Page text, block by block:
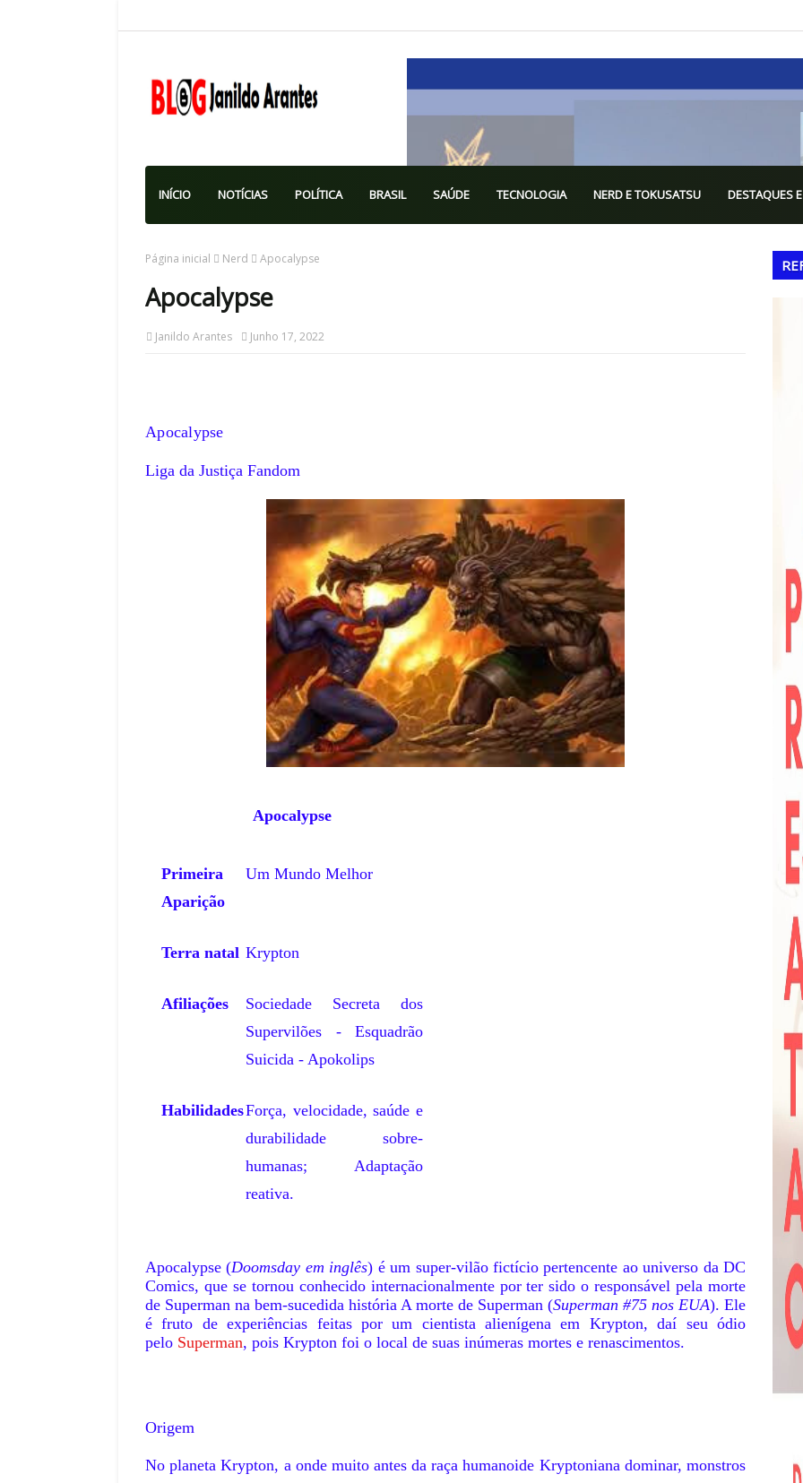
INÍCIO NOTÍCIAS POLÍTICA BRASIL SAÚDE TECNOLOGIA NERD E TOKUSATSU DESTAQUES
Página inicial Nerd Apocalypse
Apocalypse
Janildo Arantes Junho 17, 2022
Apocalypse
Liga da Justiça Fandom
Apocalypse
Primeira
Aparição
Um Mundo Melhor
Terra natal Krypton
Afiliações
Sociedade Secreta dos
Supervilões - Esquadrão
Suicida - Apokolips
HabilidadesForça, velocidade, saúde e
durabilidade sobre-
humanas; Adaptação
reativa.
Apocalypse (Doomsday em inglês) é um super-vilão fictício pertencente ao universo da DC
Comics, que se tornou conhecido internacionalmente por ter sido o responsável pela morte
de Superman na bem-sucedida história A morte de Superman (Superman #75 nos EUA). Ele
é fruto de experiências feitas por um cientista alienígena em Krypton, daí seu ódio
pelo Superman, pois Krypton foi o local de suas inúmeras mortes e renascimentos.
Origem
No planeta Krypton, a onde muito antes da raça humanoide Kryptoniana dominar, monstros